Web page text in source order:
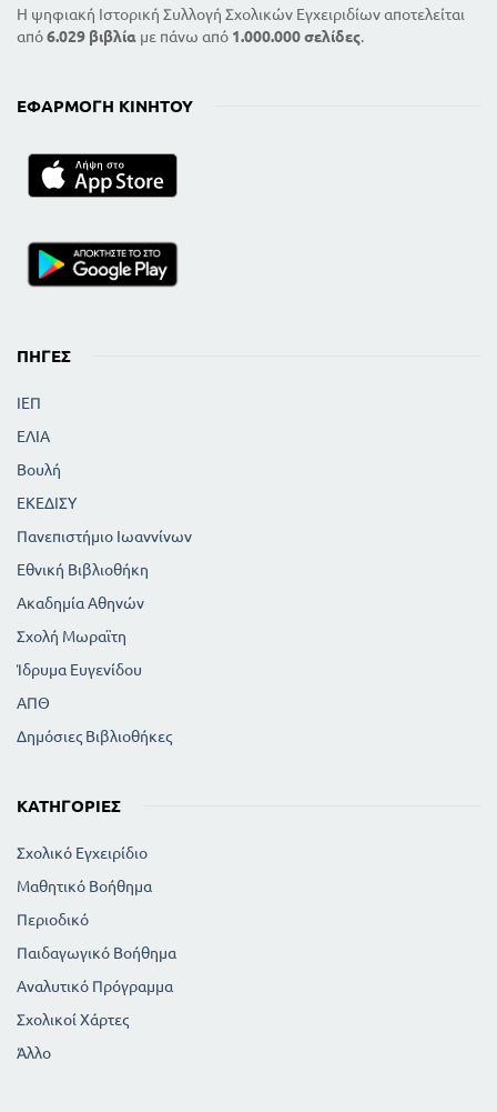
Η ψηφιακή Ιστορική Συλλογή Σχολικών Εγχειριδίων αποτελείται
από6.029 βιβλία με πάνω από 1.000.000 σελίδες.
ΕΦΑΡΜΟΓΉ ΚΙΝΗΤΟΎ
ΠΗΓΈΣ
ΙΕΠ
ΕΛΙΑ
Βουλή
ΕΚΕΔΙΣΥ
Πανεπιστήμιο Ιωαννίνων
Εθνική Βιβλιοθήκη
Ακαδημία Αθηνών
Σχολή Μωραϊτη
Ίδρυμα Ευγενίδου
ΑΠΘ
Δημόσιες Βιβλιοθήκες
ΚΑΤΗΓΟΡΊΕΣ
Σχολικό Εγχειρίδιο
Μαθητικό Βοήθημα
Περιοδικό
Παιδαγωγικό Βοήθημα
Αναλυτικό Πρόγραμμα
Σχολικοί Χάρτες
Άλλο